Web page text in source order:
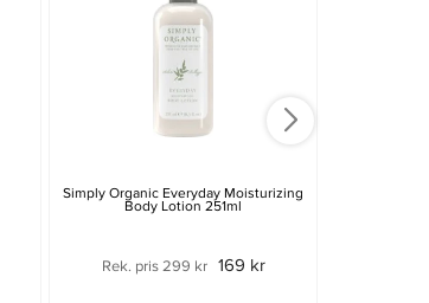
Simply Organic Everyday Moisturizing
Body Lotion 251ml
Rek. pris 299 kr 169 kr